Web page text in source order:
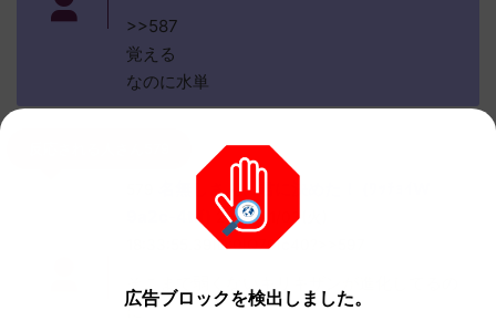
>>587
覚える
なのに水単
名無しさん、君に決めた！ (ﾜｯﾁｮｲW
9a2c-4tlf)
2023/01/03(火)
18:33:55.39ID:0IQ70Ic40?>>597
そこまで弱くないキリキザンが進化してるの
に
広告ブロックを検出しました。